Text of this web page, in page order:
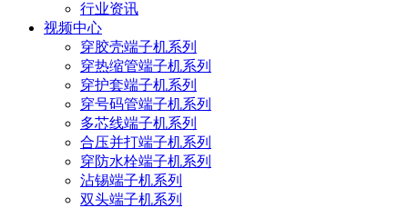
行业资讯
视频中心
穿胶壳端子机系列
穿热缩管端子机系列
穿护套端子机系列
穿号码管端子机系列
多芯线端子机系列
合压并打端子机系列
穿防水栓端子机系列
沾锡端子机系列
双头端子机系列